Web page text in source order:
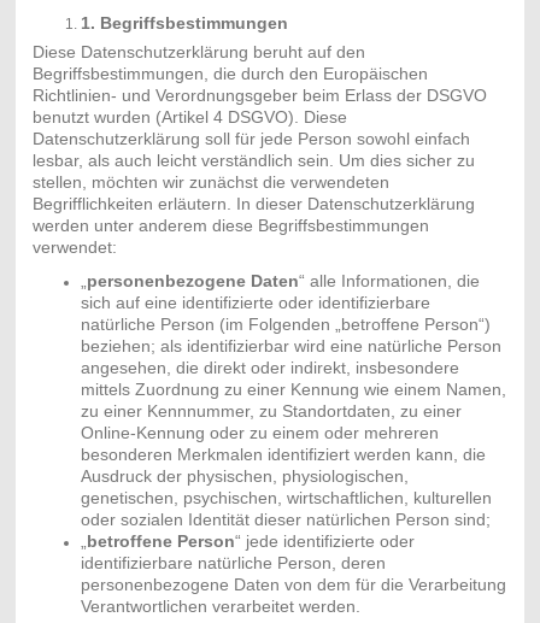
1. Begriffsbestimmungen
Diese Datenschutzerklärung beruht auf den
Begriffsbestimmungen, die durch den Europäischen
Richtlinien- und Verordnungsgeber beim Erlass der DSGVO
benutzt wurden (Artikel 4 DSGVO). Diese
Datenschutzerklärung soll für jede Person sowohl einfach
lesbar, als auch leicht verständlich sein. Um dies sicher zu
stellen, möchten wir zunächst die verwendeten
Begrifflichkeiten erläutern. In dieser Datenschutzerklärung
werden unter anderem diese Begriffsbestimmungen
verwendet:
personenbezogene Daten“ alle Informationen, die
sich auf eine identifizierte oder identifizierbare
natürliche Person (im Folgenden „betroffene Person“)
beziehen; als identifizierbar wird eine natürliche Person
angesehen, die direkt oder indirekt, insbesondere
mittels Zuordnung zu einer Kennung wie einem Namen,
zu einer Kennnummer, zu Standortdaten, zu einer
Online-Kennung oder zu einem oder mehreren
besonderen Merkmalen identifiziert werden kann, die
Ausdruck der physischen, physiologischen,
genetischen, psychischen, wirtschaftlichen, kulturellen
oder sozialen Identität dieser natürlichen Person sind;
betroffene Person“ jede identifizierte oder
identifizierbare natürliche Person, deren
personenbezogene Daten von dem für die Verarbeitung
Verantwortlichen verarbeitet werden.